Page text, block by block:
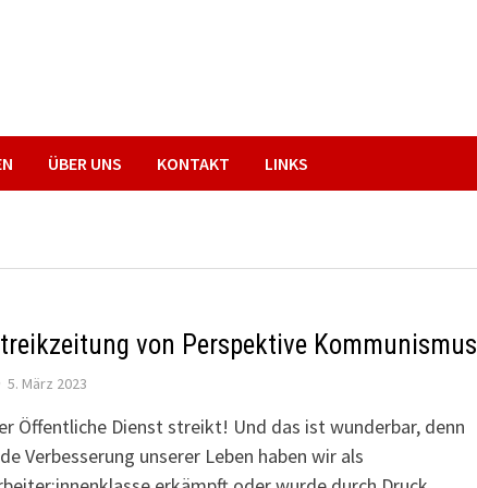
ÜBER UNS KONTAKT LINKS
von Perspektive Kommunismus
5. März 2023
Öffentliche Dienst streikt! Und das ist wunderbar, denn
Verbesserung unserer Leben haben wir als